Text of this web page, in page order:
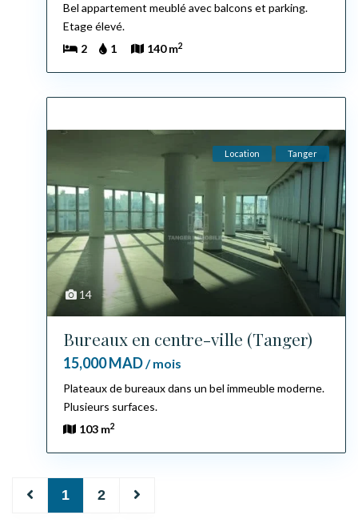
Bel appartement meublé avec balcons et parking.
Etage élevé.
2
1 140 m2
14
Location Tanger
Bureaux en centre-ville (Tanger)
15,000 MAD/ mois
Plateaux de bureaux dans un bel immeuble moderne.
Plusieurs surfaces.
103 m2
1 2